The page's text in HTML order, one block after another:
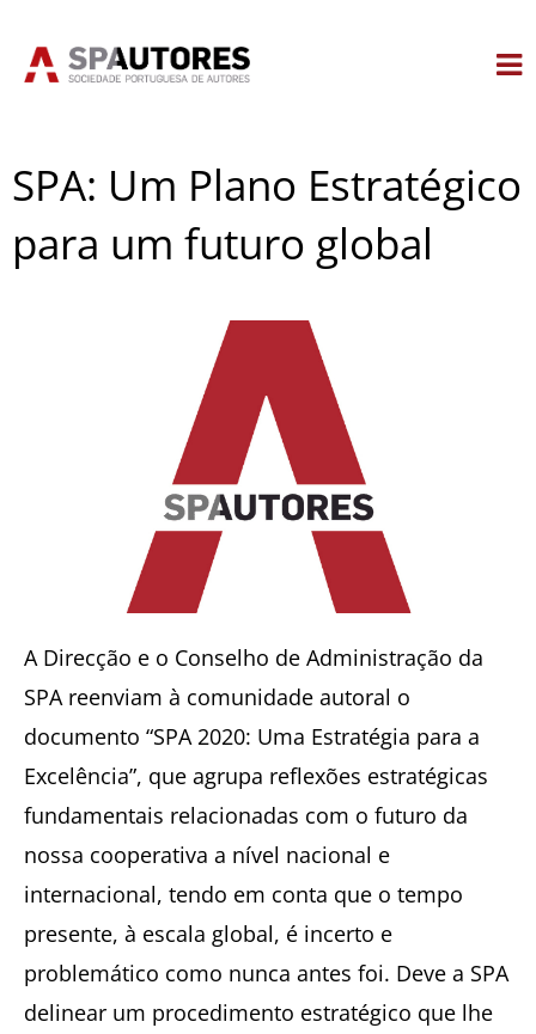
SPA: Um Plano Estratégico
para um futuro global
A Direcção e o Conselho de Administração da
SPA reenviam à comunidade autoral o
documento “SPA 2020: Uma Estratégia para a
Excelência”, que agrupa reflexões estratégicas
fundamentais relacionadas com o futuro da
nossa cooperativa a nível nacional e
internacional, tendo em conta que o tempo
presente, à escala global, é incerto e
problemático como nunca antes foi. Deve a SPA
delinear um procedimento estratégico que lhe